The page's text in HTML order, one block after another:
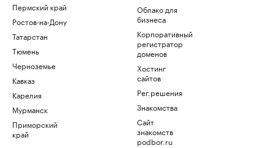
Пермский край
Ростов-на-Дону
Татарстан
Тюмень
Черноземье
Кавказ
Карелия
Мурманск
Приморский
край
Облако для
бизнеса
Корпоративный
регистратор
доменов
Хостинг
сайтов
Рег.решения
Знакомства
Сайт
знакомств
podbor.ru